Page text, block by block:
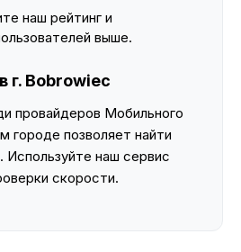
наш рейтинг и
выше.
г. Bobrowiec
провайдеров Мобильного
городе позволяет найти
наш сервис
скорости.